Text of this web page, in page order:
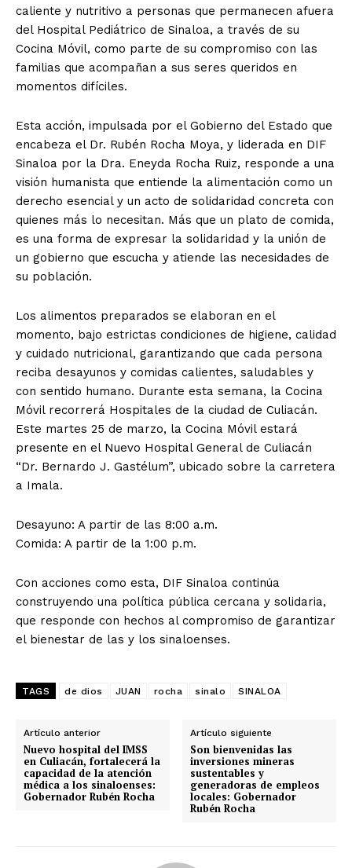
caliente y nutritivo a personas que permanecen afuera
del Hospital Pediátrico de Sinaloa, a través de su
Cocina Móvil, como parte de su compromiso con las
familias que acompañan a sus seres queridos en
momentos difíciles.
Esta acción, impulsada por el Gobierno del Estado que
encabeza el Dr. Rubén Rocha Moya, y liderada en DIF
Sinaloa por la Dra. Eneyda Rocha Ruiz, responde a una
visión humanista que entiende la alimentación como un
derecho esencial y un acto de solidaridad concreta con
quienes más lo necesitan. Más que un plato de comida,
es una forma de expresar la solidaridad y la unión de
un gobierno que escucha y atiende las necesidades de
su población.
Los alimentos preparados se elaboran en el
momento, bajo estrictas condiciones de higiene, calidad
y cuidado nutricional, garantizando que cada persona
reciba desayunos y comidas calientes, saludables y
con sentido humano. Durante esta semana, la Cocina
Móvil recorrerá Hospitales de la ciudad de Culiacán.
Este martes 25 de marzo, la Cocina Móvil estará
presente en el Nuevo Hospital General de Culiacán
“Dr. Bernardo J. Gastélum”, ubicado sobre la carretera
a Imala.
Desayuno: A partir de las 8:00 a.m.
Comida: A partir de la 1:00 p.m.
Con acciones como esta, DIF Sinaloa continúa
construyendo una política pública cercana y solidaria,
que responde con hechos al compromiso de garantizar
el bienestar de las y los sinaloenses.
TAGS de dios JUAN rocha sinalo SINALOA
Artículo anterior
Nuevo hospital del IMSS
en Culiacán, fortalecerá la
capacidad de la atención
médica a los sinaloenses:
Gobernador Rubén Rocha
Artículo siguiente
Son bienvenidas las
inversiones mineras
sustentables y
generadoras de empleos
locales: Gobernador
Rubén Rocha